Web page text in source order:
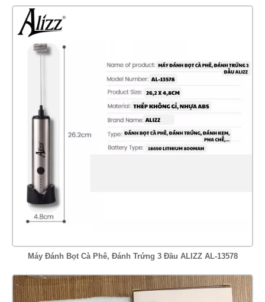
Máy Đánh Bọt Cà Phê, Đánh Trứng 3 Đầu ALIZZ AL-13578